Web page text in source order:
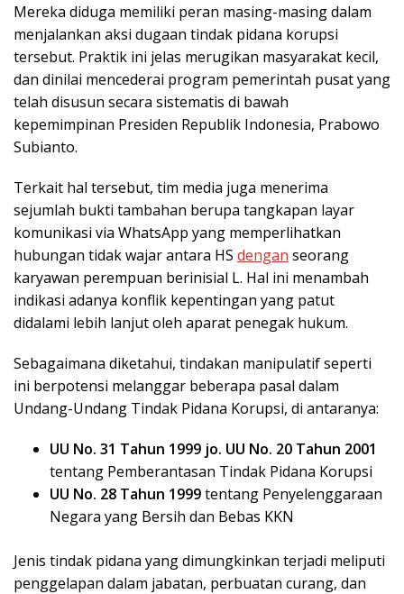
Mereka diduga memiliki peran masing-masing dalam
menjalankan aksi dugaan tindak pidana korupsi
tersebut. Praktik ini jelas merugikan masyarakat kecil,
dan dinilai mencederai program pemerintah pusat yang
telah disusun secara sistematis di bawah
kepemimpinan Presiden Republik Indonesia, Prabowo
Subianto.
Terkait hal tersebut, tim media juga menerima
sejumlah bukti tambahan berupa tangkapan layar
komunikasi via WhatsApp yang memperlihatkan
hubungan tidak wajar antara HS dengan seorang
karyawan perempuan berinisial L. Hal ini menambah
indikasi adanya konflik kepentingan yang patut
didalami lebih lanjut oleh aparat penegak hukum.
Sebagaimana diketahui, tindakan manipulatif seperti
ini berpotensi melanggar beberapa pasal dalam
Undang-Undang Tindak Pidana Korupsi, di antaranya:
UU No. 31 Tahun 1999 jo. UU No. 20 Tahun 2001
tentang Pemberantasan Tindak Pidana Korupsi
UU No. 28 Tahun 1999tentang Penyelenggaraan
Negara yang Bersih dan Bebas KKN
Jenis tindak pidana yang dimungkinkan terjadi meliputi
penggelapan dalam jabatan, perbuatan curang, dan